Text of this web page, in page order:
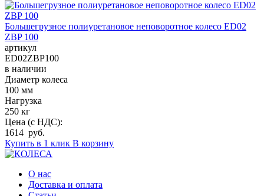
Большегрузное полиуретановое неповоротное колесо ED02
ZBP 100
артикул
ED02ZBP100
в наличии
Диаметр колеса
100 мм
Нагрузка
250 кг
Цена (с НДС):
1614 руб.
Купить в 1 клик В корзину
О нас
Доставка и оплата